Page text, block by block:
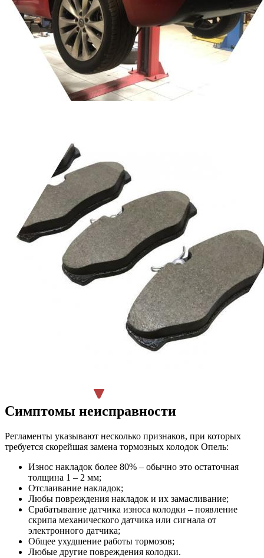
Симптомы неисправности
Регламенты указывают несколько признаков, при которых
требуется скорейшая замена тормозных колодок Опель:
Износ накладок более 80% – обычно это остаточная
толщина 1 – 2 мм;
Отслаивание накладок;
Любы повреждения накладок и их замасливание;
Срабатывание датчика износа колодки – появление
скрипа механического датчика или сигнала от
электронного датчика;
Общее ухудшение работы тормозов;
Любые другие повреждения колодки.